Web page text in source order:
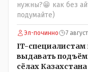
нужны?😁 как без
подумайте)
Эл-починно 7
IT-
выдавать
сёлах Казахстана